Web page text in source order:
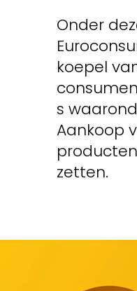
Onder
koepel
s
Aankoop
zetten.